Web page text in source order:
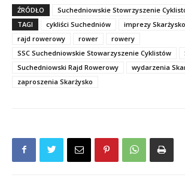
ŹRÓDŁO
Suchedniowskie Stowrzyszenie
TAGI
cykliści Suchedniów imprezy Skarżysko
rajd rowerowy
rower
rowery
SSC Suchedniowskie Stowarzyszenie Cyklistów
Suchedniowski Rajd Rowerowy
wydarzenia
zaproszenia Skarżysko